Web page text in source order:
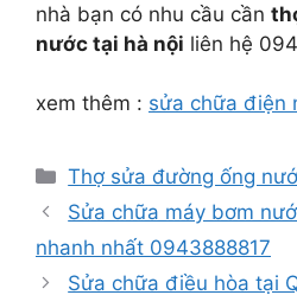
nhà bạn có nhu cầu cần
nước tại hà nội liên hệ
xem thêm : sửa chữa điện
Danh
mục
Thợ sửa đường ống
Sửa chữa máy bơm
nhanh nhất 0943888817
Sửa chữa điều hòa tại